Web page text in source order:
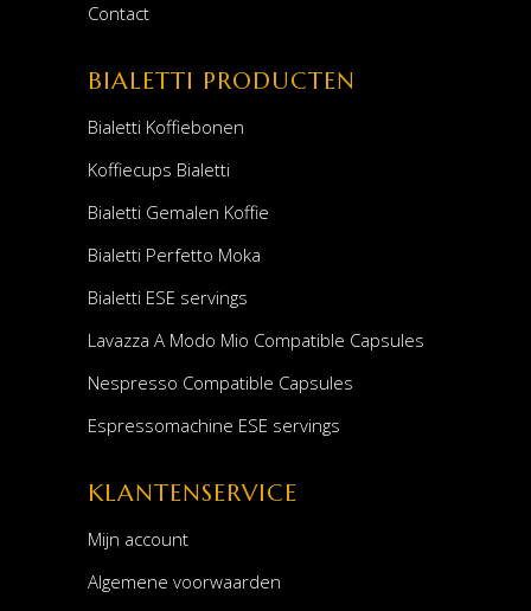
Contact
BIALETTI PRODUCTEN
Bialetti Koffiebonen
Koffiecups Bialetti
Bialetti Gemalen Koffie
Bialetti Perfetto Moka
Bialetti ESE servings
Lavazza A Modo Mio Compatible Capsules
Nespresso Compatible Capsules
Espressomachine ESE servings
KLANTENSERVICE
Mijn account
Algemene voorwaarden